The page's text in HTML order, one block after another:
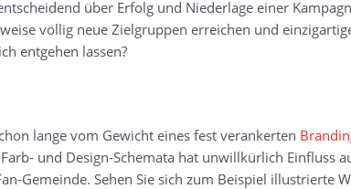
über Erfolg und Niederlage einer
völlig neue Zielgruppen erreichen und
entgehen lassen?
lange vom Gewicht eines fest verankerten
und Design-Schemata hat unwillkürlich Einfluss
Gemeinde. Sehen Sie sich zum Beispiel illustrierte